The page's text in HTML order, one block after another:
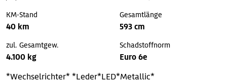
KM-Stand
40 km
Gesamtlänge
593 cm
zul. Gesamtgew.
4.100 kg
Schadstoffnorm
Euro 6e
*Wechselrichter**Leder*LED*Metallic*